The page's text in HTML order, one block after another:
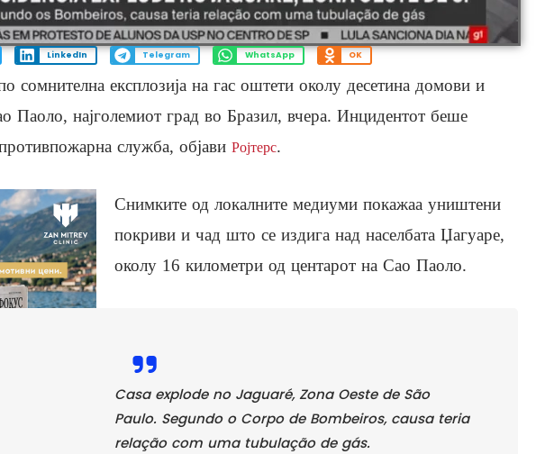
LinkedIn Telegram WhatsApp OK
сомнителна експлозија на гас оштети околу десетина домови и
Паоло, најголемиот град во Бразил, вчера. Инцидентот беше
служба, објави Ројтерс.
Снимките од локалните медиуми покажаа уништени
покриви и чад што се издига над населбата Џагуаре,
околу 16 километри од центарот на Сао Паоло.
Casa explode no Jaguaré, Zona Oeste de São
Paulo. Segundo o Corpo de Bombeiros, causa teria
relação com uma tubulação de gás.